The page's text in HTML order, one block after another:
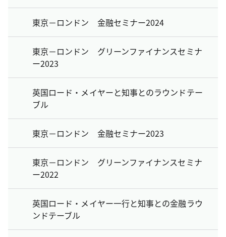
東京－ロンドン 金融セミナー2024
東京－ロンドン グリーンファイナンスセミナ
ー2023
英国ロード・メイヤーと知事とのラウンドテー
ブル
東京－ロンドン 金融セミナー2023
東京－ロンドン グリーンファイナンスセミナ
ー2022
英国ロード・メイヤー一行と知事との金融ラウ
ンドテーブル